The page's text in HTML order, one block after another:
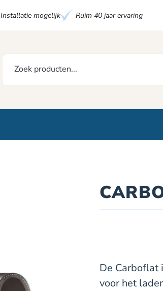
Installatie mogelijk Ruim 40 jaar ervaring
De Carboflat
voor het